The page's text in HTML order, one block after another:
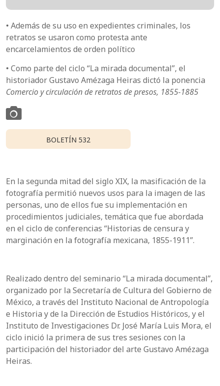
• Además de su uso en expedientes criminales, los
retratos se usaron como protesta ante
encarcelamientos de orden político
• Como parte del ciclo “La mirada documental”, el
historiador Gustavo Amézaga Heiras dictó la ponencia
Comercio y circulación de retratos de presos, 1855-1885
BOLETÍN 532
En la segunda mitad del siglo XIX, la masificación de la
fotografía permitió nuevos usos para la imagen de las
personas, uno de ellos fue su implementación en
procedimientos judiciales, temática que fue abordada
en el ciclo de conferencias “Historias de censura y
marginación en la fotografía mexicana, 1855-1911”.
Realizado dentro del seminario “La mirada documental”,
organizado por la Secretaría de Cultura del Gobierno de
México, a través del Instituto Nacional de Antropología
e Historia y de la Dirección de Estudios Históricos, y el
Instituto de Investigaciones Dr. José María Luis Mora, el
ciclo inició la primera de sus tres sesiones con la
participación del historiador del arte Gustavo Amézaga
Heiras.